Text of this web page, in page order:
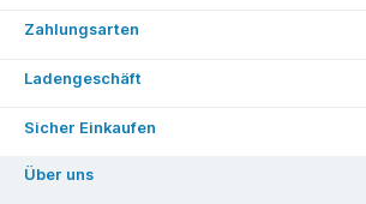
Zahlungsarten
Ladengeschäft
Sicher Einkaufen
Über uns